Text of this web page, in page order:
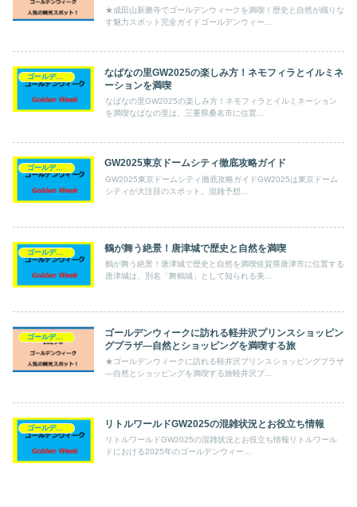
★成田山新勝寺でゴールデンウィークを満喫！歴史と自然が織りな
す魅力スポット完全ガイドゴールデンウィー...
ゴールデンウィーク
なばなの里GW2025の楽しみ方！ネモフィラとイルミネ
ーションを満喫
なばなの里GW2025の楽しみ方！ネモフィラとイルミネーション
を満喫なばなの里は、三重県桑名市に位置...
ゴールデンウィーク GW2025東京ドームシティ徹底攻略ガイド
GW2025東京ドームシティ徹底攻略ガイドGW2025は東京ドーム
シティが大注目のスポット。混雑予想...
ゴールデンウィーク 鶴が舞う絶景！唐津城で歴史と自然を満喫
鶴が舞う絶景！唐津城で歴史と自然を満喫佐賀県唐津市に位置する
唐津城は、別名「舞鶴城」として知られる美...
ゴールデンウィーク
ゴールデンウィークに訪れる軽井沢プリンスショッピン
グプラザ—自然とショッピングを満喫する旅
★ゴールデンウィークに訪れる軽井沢プリンスショッピングプラザ
—自然とショッピングを満喫する旅軽井沢プ...
ゴールデンウィーク リトルワールドGW2025の混雑状況とお役立ち情報
リトルワールドGW2025の混雑状況とお役立ち情報リトルワール
ドにおける2025年のゴールデンウィー...